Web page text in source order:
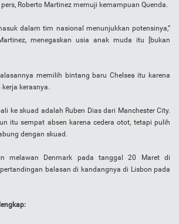
Roberto Martinez memuji kemampuan Quenda.
dalam tim nasional menunjukkan potensinya,”
menegaskan usia anak muda itu [bukan
memilih bintang baru Chelsea itu karena
kerasnya.
ke skuad adalah Ruben Dias dari Manchester City.
itu sempat absen karena cedera otot, tetapi pulih
dengan skuad.
melawan Denmark pada tanggal 20 Maret di
balasan di kandangnya di Lisbon pada